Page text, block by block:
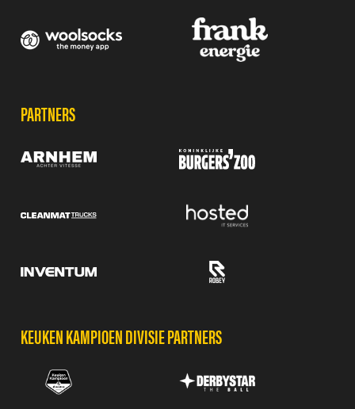
PARTNERS
KEUKEN KAMPIOEN DIVISIE PARTNERS